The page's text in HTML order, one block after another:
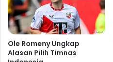
e
t
e
a
h
e
r
a
c
a
P
Ole Romeny Ungkap
Alasan Pilih Timnas